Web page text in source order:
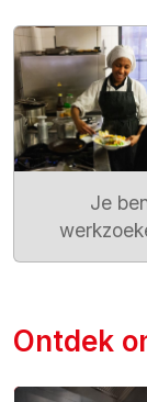
Je
Ontdek